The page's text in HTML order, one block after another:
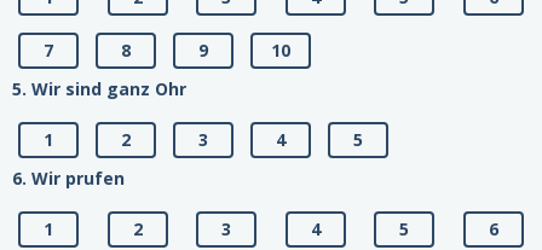
7 8 9
10
5. Wir sind ganz Ohr
1 2 3 4
5
6. Wir prufen
1 2 3 4 5 6